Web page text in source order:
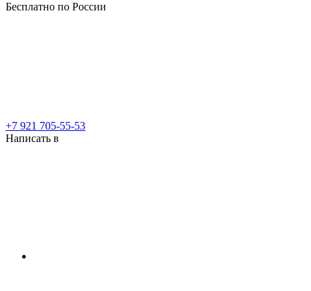
Бесплатно по России
+7 921 705-55-53
Написать в